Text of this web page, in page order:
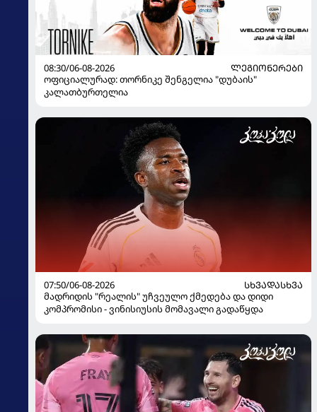
08:30/06-08-2026
ᲚᲔᲒᲘᲝᲜᲔᲠᲔᲑᲘ
ოფიციალურად: თორნიკე შენგელია "დუბაის"
კალათბურთელია
07:50/06-08-2026
ᲡᲮᲕᲐᲓᲐᲡᲮᲕᲐ
მადრიდის "რეალის" უჩვეულო ქმედება და დიდი
კომპრომისი - ვინისიუსის მომავალი გადაწყდა